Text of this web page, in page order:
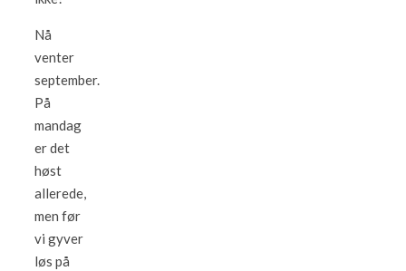
Nå
venter
september.
På
mandag
er det
høst
allerede,
men før
vi gyver
løs på